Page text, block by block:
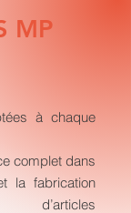
MP
à chaque
complet dans
la fabrication
d’articles